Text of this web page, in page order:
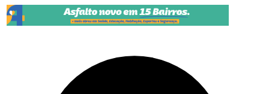
Pular para o conteúdo